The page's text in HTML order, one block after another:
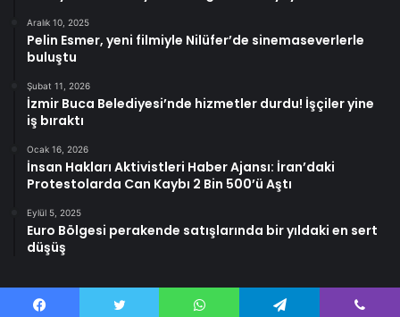
Aralık 10, 2025
Pelin Esmer, yeni filmiyle Nilüfer’de sinemaseverlerle
buluştu
Şubat 11, 2026
İzmir Buca Belediyesi’nde hizmetler durdu! İşçiler yine
iş bıraktı
Ocak 16, 2026
İnsan Hakları Aktivistleri Haber Ajansı: İran’daki
Protestolarda Can Kaybı 2 Bin 500’ü Aştı
Eylül 5, 2025
Euro Bölgesi perakende satışlarında bir yıldaki en sert
düşüş